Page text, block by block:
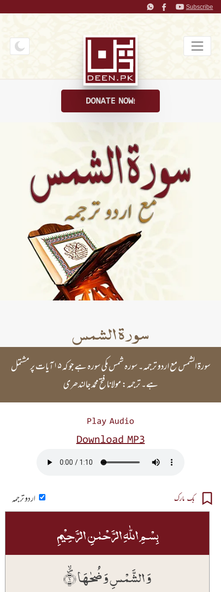
Subscribe
DONATE NOW!
سورۃ الشمس
سورۃ الشمس مع اردو ترجمہ۔ سورہ شمس مکی سورہ ہے جو کہ ۱۵ آیات پر مشتمل
ہے۔ ترجمہ: مولانا فتح محمد جالندھری
Play Audio
Download MP3
بک مارک اردو ترجمہ
بِسۡمِ اللّٰہِ الرَّحۡمٰنِ الرَّحِیۡمِ
وَ الشَّمۡسِ وَ ضُحٰہَا ۪ۙ﴿۱﴾